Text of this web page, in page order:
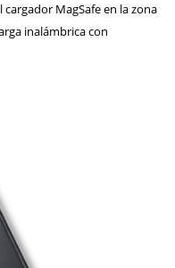
MagSafe en la zona
inalámbrica con